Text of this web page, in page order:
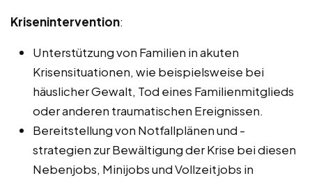
Krisenintervention:
Unterstützung von Familien in akuten
Krisensituationen, wie beispielsweise bei
häuslicher Gewalt, Tod eines Familienmitglieds
oder anderen traumatischen Ereignissen.
Bereitstellung von Notfallplänen und -
strategien zur Bewältigung der Krise bei diesen
Nebenjobs, Minijobs und Vollzeitjobs in